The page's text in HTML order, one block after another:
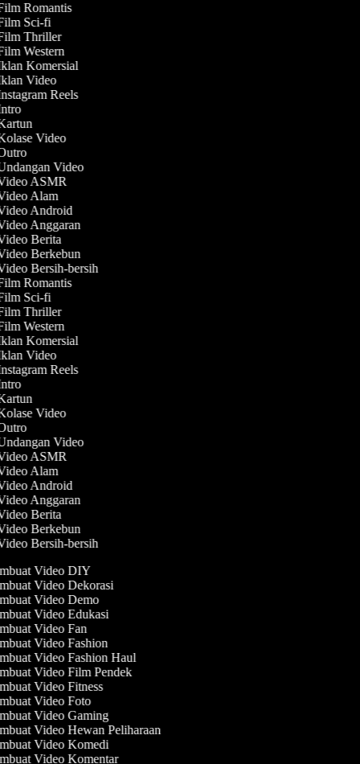
Romantis
Sci-fi
Film Thriller
Western
Komersial
Video
Reels
Video
Video
ASMR
Alam
Android
Anggaran
Berita
Berkebun
Bersih-bersih
Romantis
Sci-fi
Film Thriller
Western
Komersial
Video
Reels
Video
Video
ASMR
Alam
Android
Anggaran
Berita
Berkebun
Bersih-bersih
Video DIY
Video Dekorasi
Video Demo
Video Edukasi
Video Fan
Video Fashion
Video Fashion Haul
Video Film Pendek
Video Fitness
Video Foto
Video Gaming
Video Hewan Peliharaan
Video Komedi
Video Komentar